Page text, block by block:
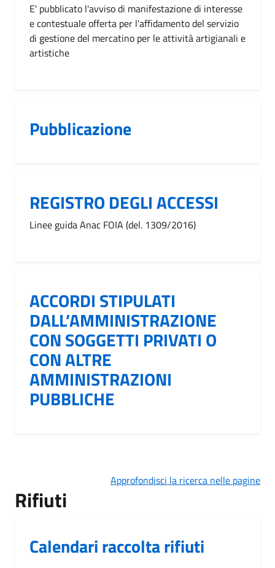
E' pubblicato l'avviso di manifestazione di interesse
e contestuale offerta per l'affidamento del servizio
di gestione del mercatino per le attività artigianali e
artistiche
Pubblicazione
REGISTRO DEGLI ACCESSI
Linee guida Anac FOIA (del. 1309/2016)
ACCORDI STIPULATI
DALL’AMMINISTRAZIONE
CON SOGGETTI PRIVATI O
CON ALTRE
AMMINISTRAZIONI
PUBBLICHE
Approfondisci la ricerca nelle pagine
Rifiuti
Calendari raccolta rifiuti